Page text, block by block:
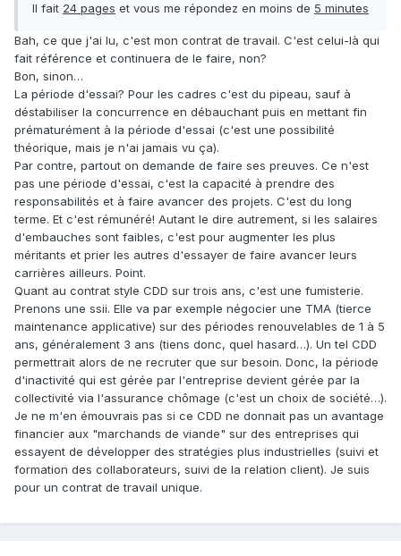
Il fait 24 pages et vous me répondez en moins de 5 minutes
Bah, ce que j'ai lu, c'est mon contrat de travail. C'est celui-là qui
fait référence et continuera de le faire, non?
Bon, sinon…
La période d'essai? Pour les cadres c'est du pipeau, sauf à
déstabiliser la concurrence en débauchant puis en mettant fin
prématurément à la période d'essai (c'est une possibilité
théorique, mais je n'ai jamais vu ça).
Par contre, partout on demande de faire ses preuves. Ce n'est
pas une période d'essai, c'est la capacité à prendre des
responsabilités et à faire avancer des projets. C'est du long
terme. Et c'est rémunéré! Autant le dire autrement, si les salaires
d'embauches sont faibles, c'est pour augmenter les plus
méritants et prier les autres d'essayer de faire avancer leurs
carrières ailleurs. Point.
Quant au contrat style CDD sur trois ans, c'est une fumisterie.
Prenons une ssii. Elle va par exemple négocier une TMA (tierce
maintenance applicative) sur des périodes renouvelables de 1 à 5
ans, généralement 3 ans (tiens donc, quel hasard…). Un tel CDD
permettrait alors de ne recruter que sur besoin. Donc, la période
d'inactivité qui est gérée par l'entreprise devient gérée par la
collectivité via l'assurance chômage (c'est un choix de société…).
Je ne m'en émouvrais pas si ce CDD ne donnait pas un avantage
financier aux "marchands de viande" sur des entreprises qui
essayent de développer des stratégies plus industrielles (suivi et
formation des collaborateurs, suivi de la relation client). Je suis
pour un contrat de travail unique.